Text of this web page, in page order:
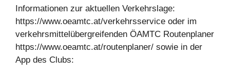
Informationen zur aktuellen Verkehrslage:
https://www.oeamtc.at/verkehrsservice oder im
verkehrsmittelübergreifenden ÖAMTC Routenplaner
https://www.oeamtc.at/routenplaner/ sowie in der
App des Clubs: